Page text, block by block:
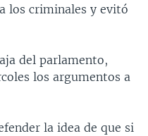
los criminales y evitó
del parlamento,
los argumentos a
la idea de que si